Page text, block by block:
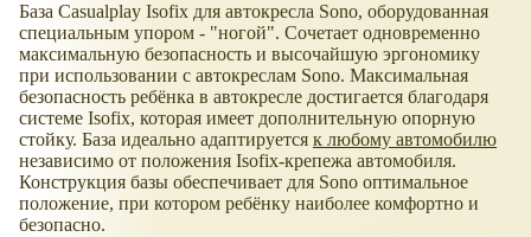
База Casualplay Isofix для автокресла Sono, оборудованная
специальным упором - "ногой". Сочетает одновременно
максимальную безопасность и высочайшую эргономику
при использовании с автокреслам Sono. Максимальная
безопасность ребёнка в автокресле достигается благодаря
системе Isofix, которая имеет дополнительную опорную
стойку. База идеально адаптируется к любому автомобилю
независимо от положения Isofix-крепежа автомобиля.
Конструкция базы обеспечивает для Sono оптимальное
положение, при котором ребёнку наиболее комфортно и
безопасно.